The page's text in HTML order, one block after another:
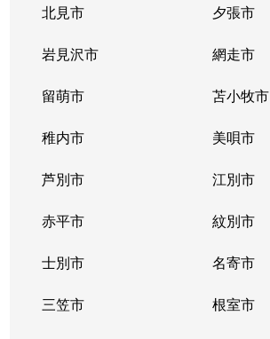
北見市 夕張市
岩見沢市 網走市
留萌市 苫小牧市
稚内市 美唄市
芦別市 江別市
赤平市 紋別市
士別市 名寄市
三笠市 根室市